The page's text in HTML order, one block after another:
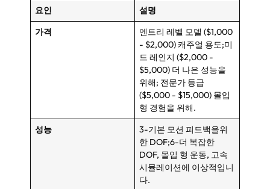
요인
설명
가격
엔트리 레벨 모델 ($1,000
- $2,000) 캐주얼 용도;미
드 레인지 ($2,000 -
$5,000) 더 나은 성능을
위해; 전문가 등급
($5,000 - $15,000) 몰입
형 경험을 위해.
성능
3-기본 모션 피드백을위
한 DOF;6-더 복잡한
DOF, 몰입 형 운동, 고속
시뮬레이션에 이상적입니
다.